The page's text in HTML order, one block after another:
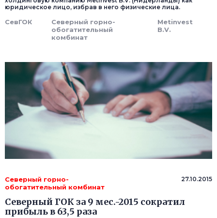
юридическое лицо, избрав в него физические лица.
СевГОК
Северный горно-
обогатительный
комбинат
Metinvest
B.V.
Северный горно-
обогатительный комбинат
27.10.2015
Северный ГОК за 9 мес.-2015 сократил
прибыль в 63,5 раза